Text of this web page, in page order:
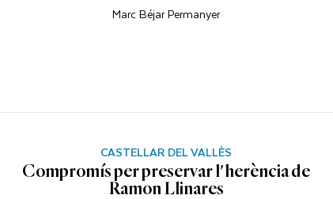
Marc Béjar Permanyer
CASTELLAR DEL VALLÈS
Compromís per preservar l'herència de
Ramon Llinares